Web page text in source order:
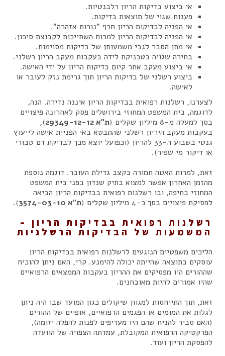
אי ביצוע בדיקות הריון רלבנטיות.
פענוח שגוי של תוצאות בדיקות.
אי הפניה לבדיקות הריון חרף "נורות אזהרה".
אי הפניה לבדיקות הריון למרות השתייכות לקבוצת סיכון.
אי מתן הסבר לגבי משמעותן של בדיקות מסוימות.
בחירה שגויה בטכניקת לידה בעקבות מעקב הריון רשלני.
אי ביצוע מעקב אחר קיום בדיקות הריון על ידי האישה.
ביצוע רשלני של בדיקות הריון תוך גרימת נזק לעובר או
לאישה.
לצערנו, רשלנות רפואית בבדיקות הריון איננה נדירה. הנה,
לדוגמה, בית המשפט המחוזי בירושלים פסק לאחרונה פיצויים
בסך למעלה מ-8 מיליון שקלים (
ת"א 29349-12-12
),
בעקבות מעקב היריון רשלני שהתבטא באי הפניית אישה לייעוץ
גנטי בשבוע ה-33 להריון (וכפועל יוצא מכך לבדיקת דם טבורי
או דיקור מי שפיר).
זאת, למרות האטה חמורה בקצב גדילת העובר. דוגמה נוספת
מהזמן האחרון אפשר למצוא בתיק שנדון בפני בית המשפט
המחוזי בחיפה, ובו רשלנות רפואית בבדיקות הריון הביאה
לפסיקת פיצויים בסך כ-4 מיליון שקלים (
ת"א 3574-03-10 ).
רשלנות רפואית בבדיקות הריון –
המשמעות של הבדיקות הרשלניות
הליכים משפטיים הנוגעים לרשלנות רפואית בבדיקות הריון
עוסקים בתוצאה שהייתה יכולה להימנע. קרי, האם ניתן להוכיח
שההורים היו מפסיקים את ההריון בעקבות הממצאים הרפואיים
שהיו אמורים להיות מאובחנים.
זאת, תוך התייחסות למגוון שיקולים כגון המועד שבו היה ניתן
לגלות את המומים או הפגמים הרפואיים, אופיים של ההורים
(האם סביר להניח שהם היו מעדיפים לפנות להפלה יזומה),
הפרקטיקה הרפואית המקובלת, עמדתה הצפויה של הוועדה
להפסקת הריון ועוד.